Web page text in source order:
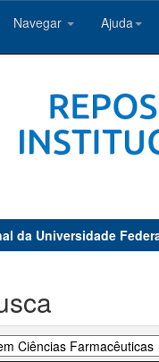
Navegar Ajuda
da Universidade